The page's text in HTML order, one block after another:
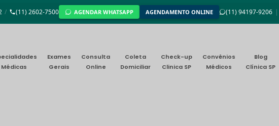
/ (11) 2602-7500 AGENDAR WHATSAPP AGENDAMENTO ONLINE (11) 94197-9206 |
Médicas
Exames
Gerais
Consulta
Online
Coleta
Domiciliar
Check-up
Clinica SP
Convênios
Médicos
Blog
Clínica SP